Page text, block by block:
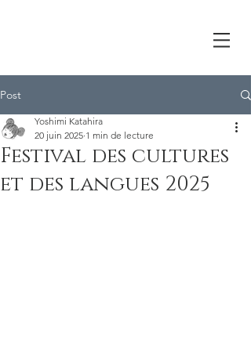
Post
Festival des cultures
et des langues 2025
Yoshimi Katahira
20 juin 2025 1 min de lecture